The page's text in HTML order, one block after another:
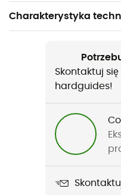
Charakterystyka
Rower / Rowery szosowe
Pioggia 4 Shoecover
Skontaktuj się
hardguides!